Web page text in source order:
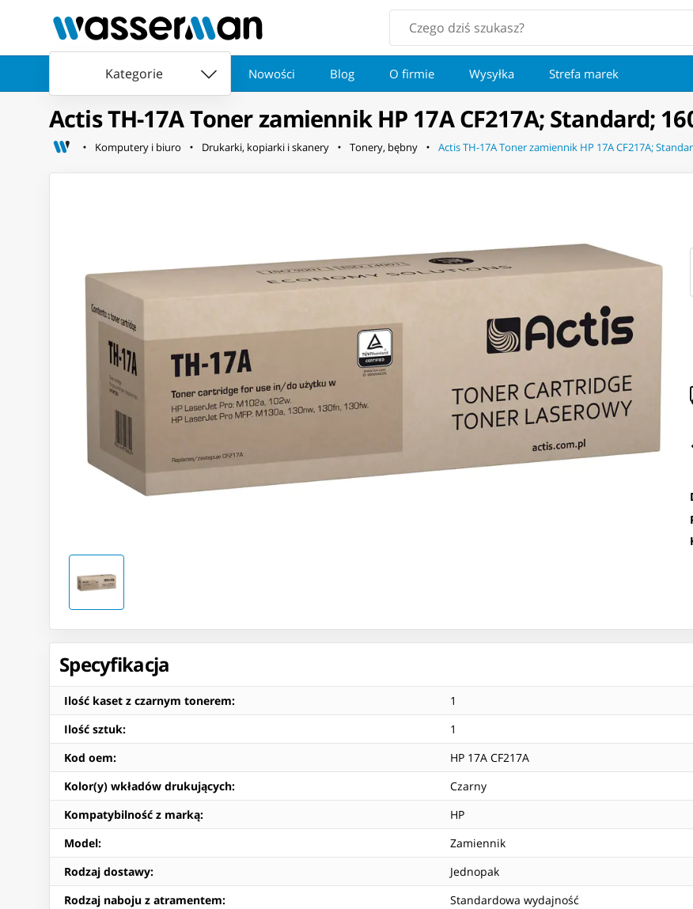
Kategorie Nowości Blog O firmie Wysyłka Strefa marek
Actis TH-17A Toner zamiennik HP 17A CF217A; Standard;
Komputery i biuro Drukarki, kopiarki i skanery Tonery, bębny Actis TH-17A Toner zamiennik HP 17A CF217A;
Specyfikacja
Ilość kaset z czarnym tonerem:
1
Ilość sztuk:
1
Kod oem:
HP 17A CF217A
Kolor(y) wkładów drukujących:
Czarny
Kompatybilność z marką:
HP
Model:
Zamiennik
Rodzaj dostawy:
Jednopak
Rodzaj naboju z atramentem:
Standardowa wydajność